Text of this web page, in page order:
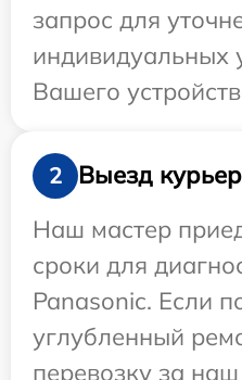
запрос для
индивидуальных
Вашего
2
Выезд
Наш мастер
сроки для
Panasonic. Если
углубленный
перевозку за